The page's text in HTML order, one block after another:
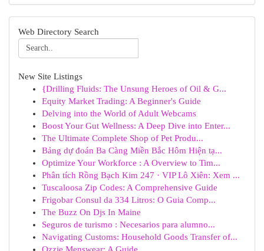
Web Directory Search
New Site Listings
{Drilling Fluids: The Unsung Heroes of Oil & G...
Equity Market Trading: A Beginner's Guide
Delving into the World of Adult Webcams
Boost Your Gut Wellness: A Deep Dive into Enter...
The Ultimate Complete Shop of Pet Produ...
Bảng dự đoán Ba Càng Miền Bắc Hôm Hiện tạ...
Optimize Your Workforce : A Overview to Tim...
Phân tích Rồng Bạch Kim 247 · VIP Lô Xiên: Xem ...
Tuscaloosa Zip Codes: A Comprehensive Guide
Frigobar Consul da 334 Litros: O Guia Comp...
The Buzz On Djs In Maine
Seguros de turismo : Necesarios para alumno...
Navigating Customs: Household Goods Transfer of...